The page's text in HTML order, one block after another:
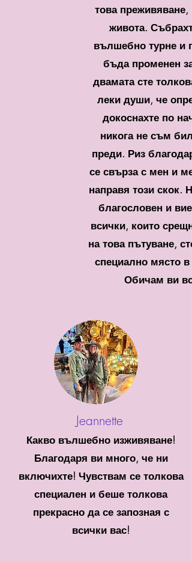
това преживяване,
живота.
вълшебно турне и
бъда променен
двамата сте
леки души, че
докоснахте по
никога не съм бил
преди. Риз
се свърза с мен и
направя този скок.
благословен и вие
всички, които
на това пътуване,
специално място в
Обичам ви
Jeannette
Какво вълшебно изживяване!
Благодаря ви много, че ни
включихте! Чувствам се толкова
специален и беше толкова
прекрасно да се запозная с
всички вас!